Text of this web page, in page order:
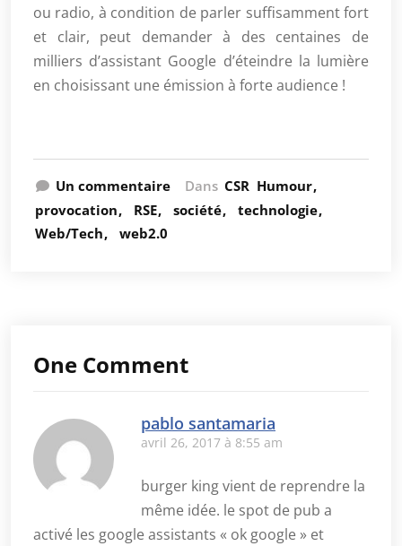
ou radio, à condition de parler suffisamment fort
et clair, peut demander à des centaines de
milliers d’assistant Google d’éteindre la lumière
en choisissant une émission à forte audience !
Un commentaire Dans CSR Humour
provocation
RSE société
technologie
Web/Tech
web2.0
One Comment
pablo santamaria
avril 26, 2017 à 8:55 am
burger king vient de reprendre la
même idée. le spot de pub a
activé les google assistants « ok google » et